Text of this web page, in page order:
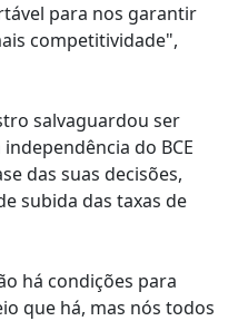
para nos garantir
competitividade",
salvaguardou ser
do BCE
das suas decisões,
subida das taxas de
há condições para
que há, mas nós todos